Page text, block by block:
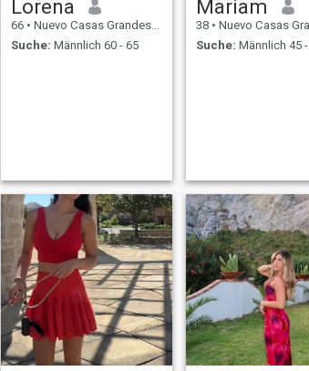
Lorena
66 • Nuevo Casas Grandes, Chihuahua, Mexiko
Suche: Männlich 60 - 65
Mariam
38 • Nuevo Casas Grandes,
Suche: Männlich 45